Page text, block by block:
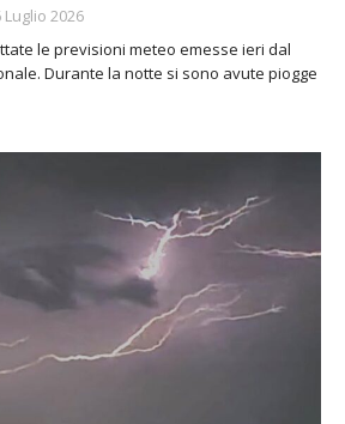
Luglio 2026
le previsioni meteo emesse ieri dal
Durante la notte si sono avute piogge